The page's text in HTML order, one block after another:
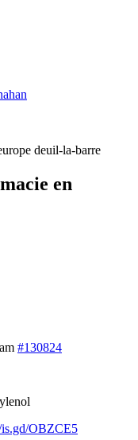
deuil-la-barre
en
#130824
is.gd/OBZCE5